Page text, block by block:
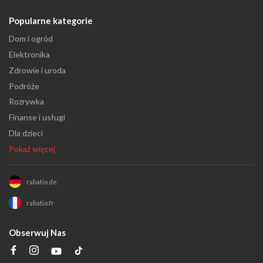
Popularne kategorie
Dom i ogród
Elektronika
Zdrowie i uroda
Podróże
Rozrywka
Finanse i usługi
Dla dzieci
Pokaż więcej
rabatio.de
rabatio.fr
Obserwuj Nas